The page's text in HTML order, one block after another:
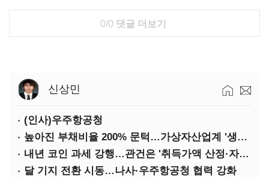
0/0 댓글 더보기
신상민
(인사)우주항공청
높아진 부채비율 200% 문턱…가상자산업계 '생존 시험대'
내년 코인 과세 강행…관건은 '취득가액 산정·자산 이동'
달 기지 전환 시동…나사·우주항공청 협력 강화